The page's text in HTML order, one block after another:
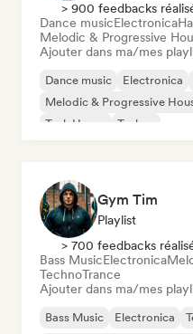
> 900 feedbacks
Dance musicElectronica
Melodic & Progressive
Ajouter dans ma/mes
Dance music Electronica
Melodic & Progressive
Tech House
Techno
Gym Tim
Playlist
> 700 feedbacks
Bass MusicElectronica
TechnoTrance
Ajouter dans ma/mes
Bass Music Electronica